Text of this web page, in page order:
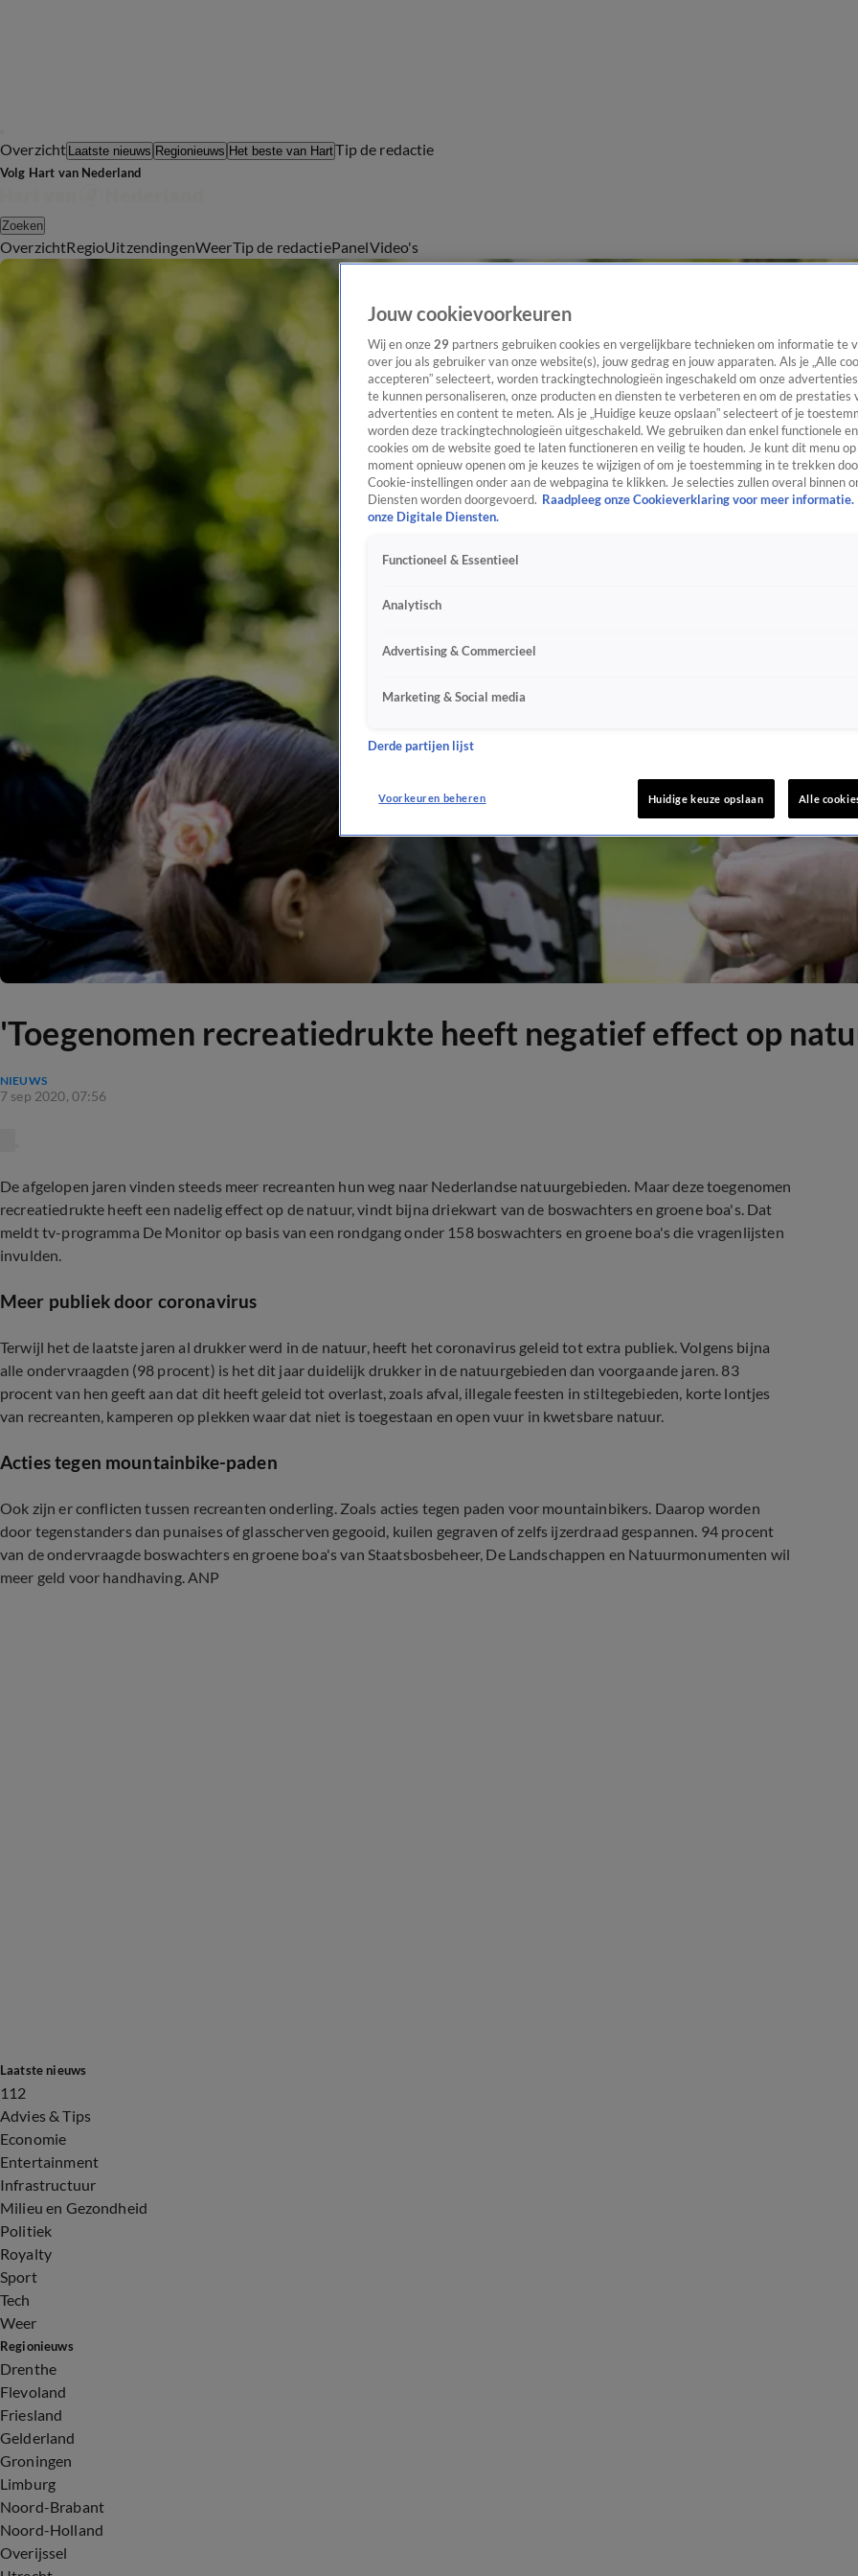
Overzicht Laatste nieuws Regionieuws Het beste van HartTip de redactie
Volg Hart van Nederland
Zoeken
OverzichtRegioUitzendingenWeerTip de redactiePanelVideo's
'Toegenomen recreatiedrukte heeft negatief effect op
NIEUWS
7 sep 2020, 07:56
De afgelopen jaren vinden steeds meer recreanten hun weg naar Nederlandse natuurgebieden. Maar deze toegenomen
recreatiedrukte heeft een nadelig effect op de natuur, vindt bijna driekwart van de boswachters en groene boa's. Dat
meldt tv-programma De Monitor op basis van een rondgang onder 158 boswachters en groene boa's die vragenlijsten
invulden.
Meer publiek door coronavirus
Terwijl het de laatste jaren al drukker werd in de natuur, heeft het coronavirus geleid tot extra publiek. Volgens bijna
alle ondervraagden (98 procent) is het dit jaar duidelijk drukker in de natuurgebieden dan voorgaande jaren. 83
procent van hen geeft aan dat dit heeft geleid tot overlast, zoals afval, illegale feesten in stiltegebieden, korte lontjes
van recreanten, kamperen op plekken waar dat niet is toegestaan en open vuur in kwetsbare natuur.
Acties tegen mountainbike-paden
Ook zijn er conflicten tussen recreanten onderling. Zoals acties tegen paden voor mountainbikers. Daarop worden
door tegenstanders dan punaises of glasscherven gegooid, kuilen gegraven of zelfs ijzerdraad gespannen. 94 procent
van de ondervraagde boswachters en groene boa's van Staatsbosbeheer, De Landschappen en Natuurmonumenten wil
meer geld voor handhaving. ANP
Laatste nieuws
112
Advies & Tips
Economie
Entertainment
Infrastructuur
Milieu en Gezondheid
Politiek
Royalty
Sport
Tech
Weer
Regionieuws
Drenthe
Flevoland
Friesland
Gelderland
Groningen
Limburg
Noord-Brabant
Noord-Holland
Overijssel
Jouw cookievoorkeuren
Wij en onze 29 partners gebruiken cookies en vergelijkbare technieken om informatie te
over jou als gebruiker van onze website(s), jouw gedrag en jouw apparaten. Als je „Alle
accepteren” selecteert, worden trackingtechnologieën ingeschakeld om onze
te kunnen personaliseren, onze producten en diensten te verbeteren en om de prestaties
advertenties en content te meten. Als je „Huidige keuze opslaan” selecteert of je
worden deze trackingtechnologieën uitgeschakeld. We gebruiken dan enkel functionele
cookies om de website goed te laten functioneren en veilig te houden. Je kunt dit menu
moment opnieuw openen om je keuzes te wijzigen of om je toestemming in te trekken
Cookie-instellingen onder aan de webpagina te klikken. Je selecties zullen overal binnen
Diensten worden doorgevoerd. Raadpleeg onze Cookieverklaring voor meer informatie.
onze Digitale Diensten.
Functioneel & Essentieel
Analytisch
Advertising & Commercieel
Marketing & Social media
Derde partijen lijst
Voorkeuren beheren Huidige keuze opslaan Alle